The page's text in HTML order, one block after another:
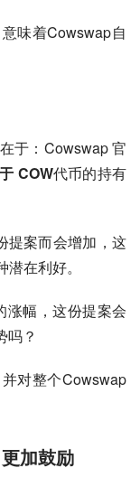
味着Cowswap自
于：Cowswap 官
COW代币的持有
提案而会增加，这
在利好。
涨幅，这份提案会
吗？
对整个Cowswap
加鼓励